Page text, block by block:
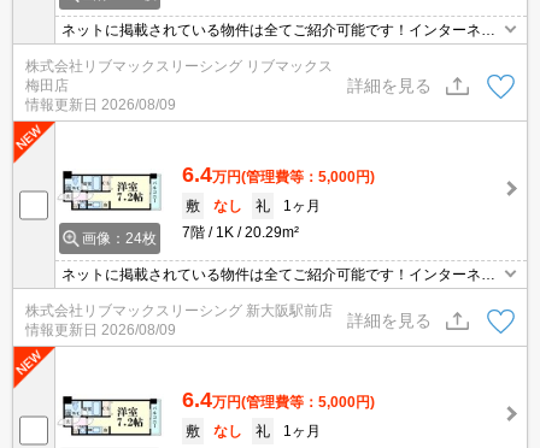
ネットに掲載されている物件は全てご紹介可能です！インターネッ
ト無料★初期費用クレジット決済可★ペット飼育可（犬・猫）★弊
社は天満橋駅前店、新大阪駅前店、梅田店、四ツ橋店ご希望の店舗
でご対応可能です★女性スタッフ・ベテランスタッフ在籍★内見代
行・写真撮影/動画撮影/WEB契約等来店不要でご契約可能です。
株式会社リブマックスリーシング リブマックス
梅田店
情報更新日 2026/08/09
詳細を見る
画像：24枚
6.4万円(管理費等：5,000円)
敷
なし 礼
1ヶ月
7階
1K 20.29m²
ネットに掲載されている物件は全てご紹介可能です！インターネッ
ト無料★初期費用クレジット決済可★ペット飼育可（犬・猫）★弊
社は天満橋駅前店、新大阪駅前店、梅田店、四ツ橋店ご希望の店舗
でご対応可能です★女性スタッフ・ベテランスタッフ在籍★内見代
行・写真撮影/動画撮影/WEB契約等来店不要でご契約可能です。
株式会社リブマックスリーシング 新大阪駅前店
情報更新日 2026/08/09
詳細を見る
6.4万円(管理費等：5,000円)
敷
なし 礼
1ヶ月